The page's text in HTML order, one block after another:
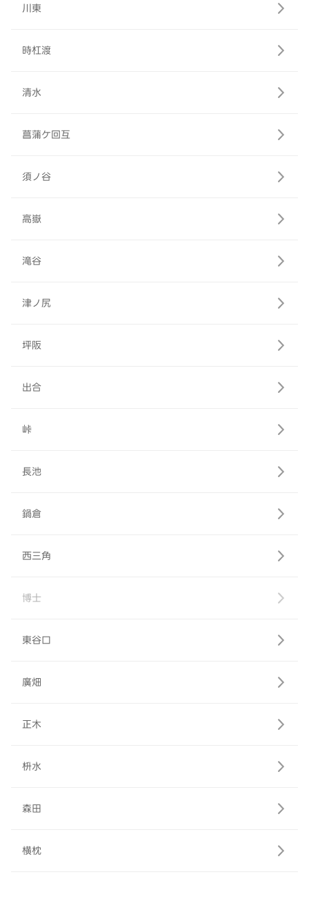
川東
時杠渡
清水
菖蒲ケ回互
須ノ谷
高嶽
滝谷
津ノ尻
坪阪
出合
峠
長池
鍋倉
西三角
博士
東谷口
廣畑
正木
枡水
森田
横枕